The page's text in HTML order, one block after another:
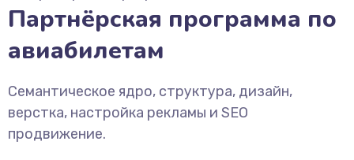
Партнёрская программа по
авиабилетам
Семантическое ядро, структура, дизайн,
верстка, настройка рекламы и SEO
продвижение.